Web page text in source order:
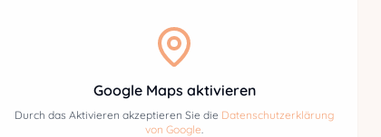
Google Maps aktivieren
Durch das Aktivieren akzeptieren Sie die Datenschutzerklärung
von Google